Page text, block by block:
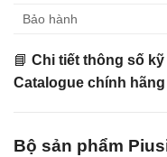
Bảo hành
📘 Chi tiết thông số
Catalogue chính
Bộ sản phẩm